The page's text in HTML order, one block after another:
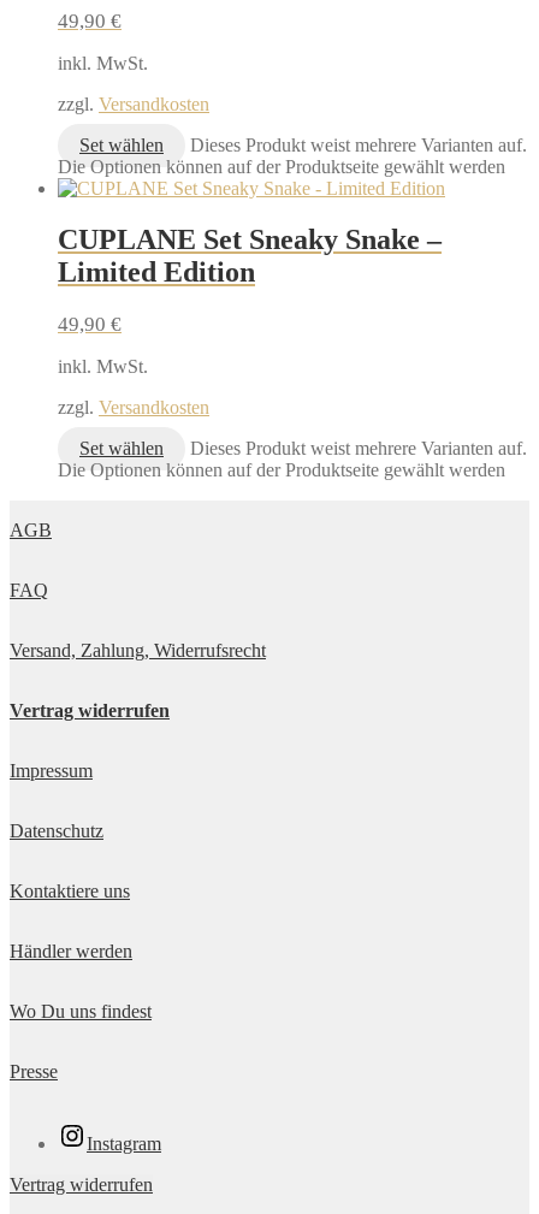
49,90 €
inkl. MwSt.
zzgl. Versandkosten
Set wählen
Dieses Produkt weist mehrere Varianten auf.
Die Optionen können auf der Produktseite gewählt werden
CUPLANE Set Sneaky Snake –
Limited Edition
49,90 €
inkl. MwSt.
zzgl. Versandkosten
Set wählen
Dieses Produkt weist mehrere Varianten auf.
Die Optionen können auf der Produktseite gewählt werden
AGB
FAQ
Versand, Zahlung, Widerrufsrecht
Vertrag widerrufen
Impressum
Datenschutz
Kontaktiere uns
Händler werden
Wo Du uns findest
Presse
Instagram
Vertrag widerrufen